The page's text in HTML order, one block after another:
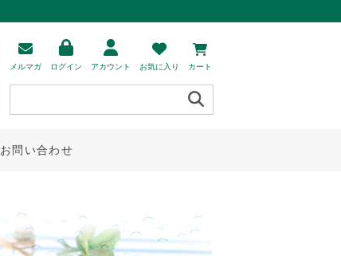
メルマガ ログイン アカウント お気に入り カート
お問い合わせ